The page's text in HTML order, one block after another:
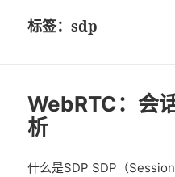
标签：sdp
WebRTC：会
析
什么是SDP SDP（